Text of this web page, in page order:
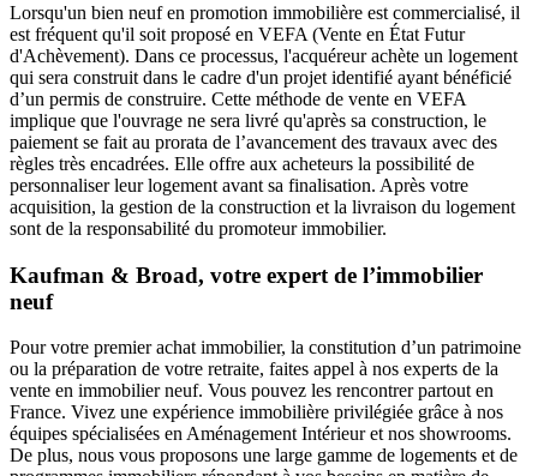
Lorsqu'un bien neuf en promotion immobilière est commercialisé, il
est fréquent qu'il soit proposé en VEFA (Vente en État Futur
d'Achèvement). Dans ce processus, l'acquéreur achète un logement
qui sera construit dans le cadre d'un projet identifié ayant bénéficié
d’un permis de construire. Cette méthode de vente en VEFA
implique que l'ouvrage ne sera livré qu'après sa construction, le
paiement se fait au prorata de l’avancement des travaux avec des
règles très encadrées. Elle offre aux acheteurs la possibilité de
personnaliser leur logement avant sa finalisation. Après votre
acquisition, la gestion de la construction et la livraison du logement
sont de la responsabilité du promoteur immobilier.
Kaufman & Broad, votre expert de l’immobilier
neuf
Pour votre premier achat immobilier, la constitution d’un patrimoine
ou la préparation de votre retraite, faites appel à nos experts de la
vente en immobilier neuf. Vous pouvez les rencontrer partout en
France. Vivez une expérience immobilière privilégiée grâce à nos
équipes spécialisées en Aménagement Intérieur et nos showrooms.
De plus, nous vous proposons une large gamme de logements et de